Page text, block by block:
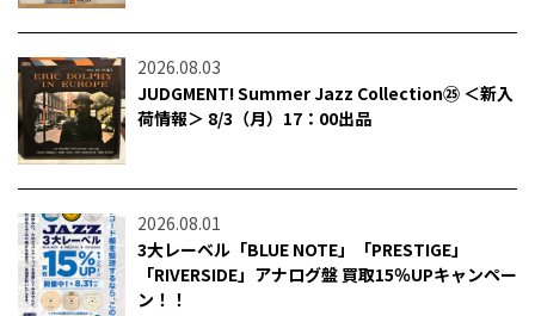
2026.08.03
JUDGMENT! Summer Jazz Collection㉕ ＜新入
荷情報＞ 8/3（月）17：00出品
2026.08.01
3大レーベル「BLUE NOTE」「PRESTIGE」
「RIVERSIDE」アナログ盤 買取15％UPキャンペー
ン！！